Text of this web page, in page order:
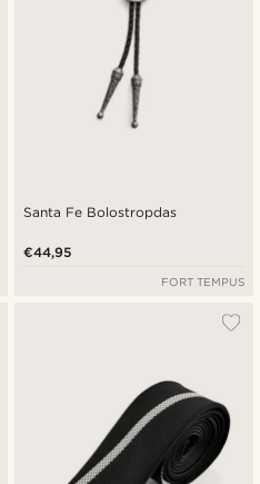
Santa Fe Bolostropdas
€44,95
FORT TEMPUS